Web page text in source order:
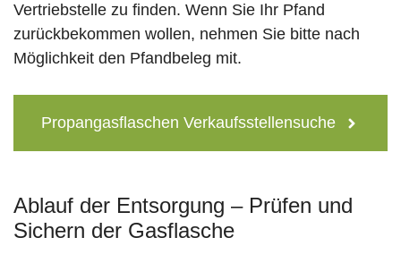
Vertriebstelle zu finden. Wenn Sie Ihr Pfand
zurückbekommen wollen, nehmen Sie bitte nach
Möglichkeit den Pfandbeleg mit.
Propangasflaschen Verkaufsstellensuche
Ablauf der Entsorgung – Prüfen und
Sichern der Gasflasche